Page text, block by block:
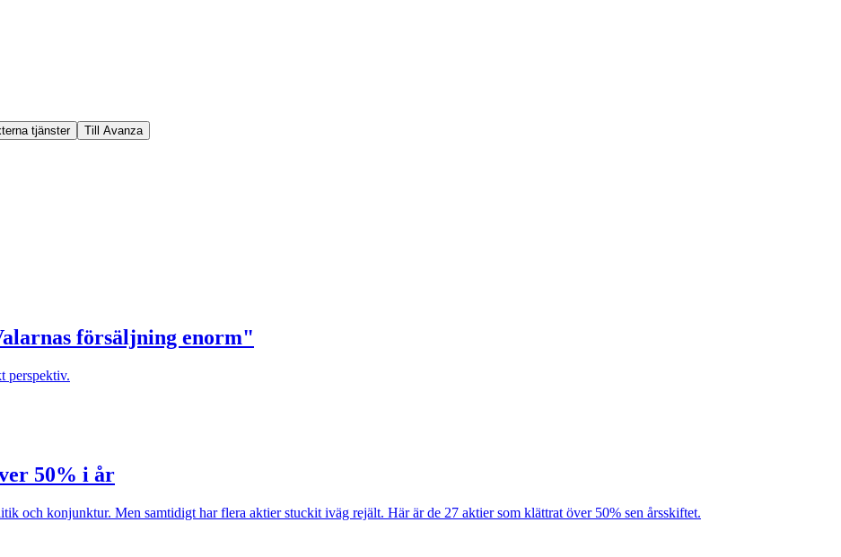
tjänster
Till Avanza
försäljning enorm"
perspektiv.
50% i år
och konjunktur. Men samtidigt har flera aktier stuckit iväg rejält. Här är de 27 aktier som klättrat över 50% sen årsskiftet.